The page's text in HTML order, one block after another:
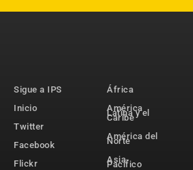
Sigue a IPS
Inicio
Twitter
Facebook
Flickr
África
América
Latina y el
Caribe
América del
Norte
Asia-
Pacífico